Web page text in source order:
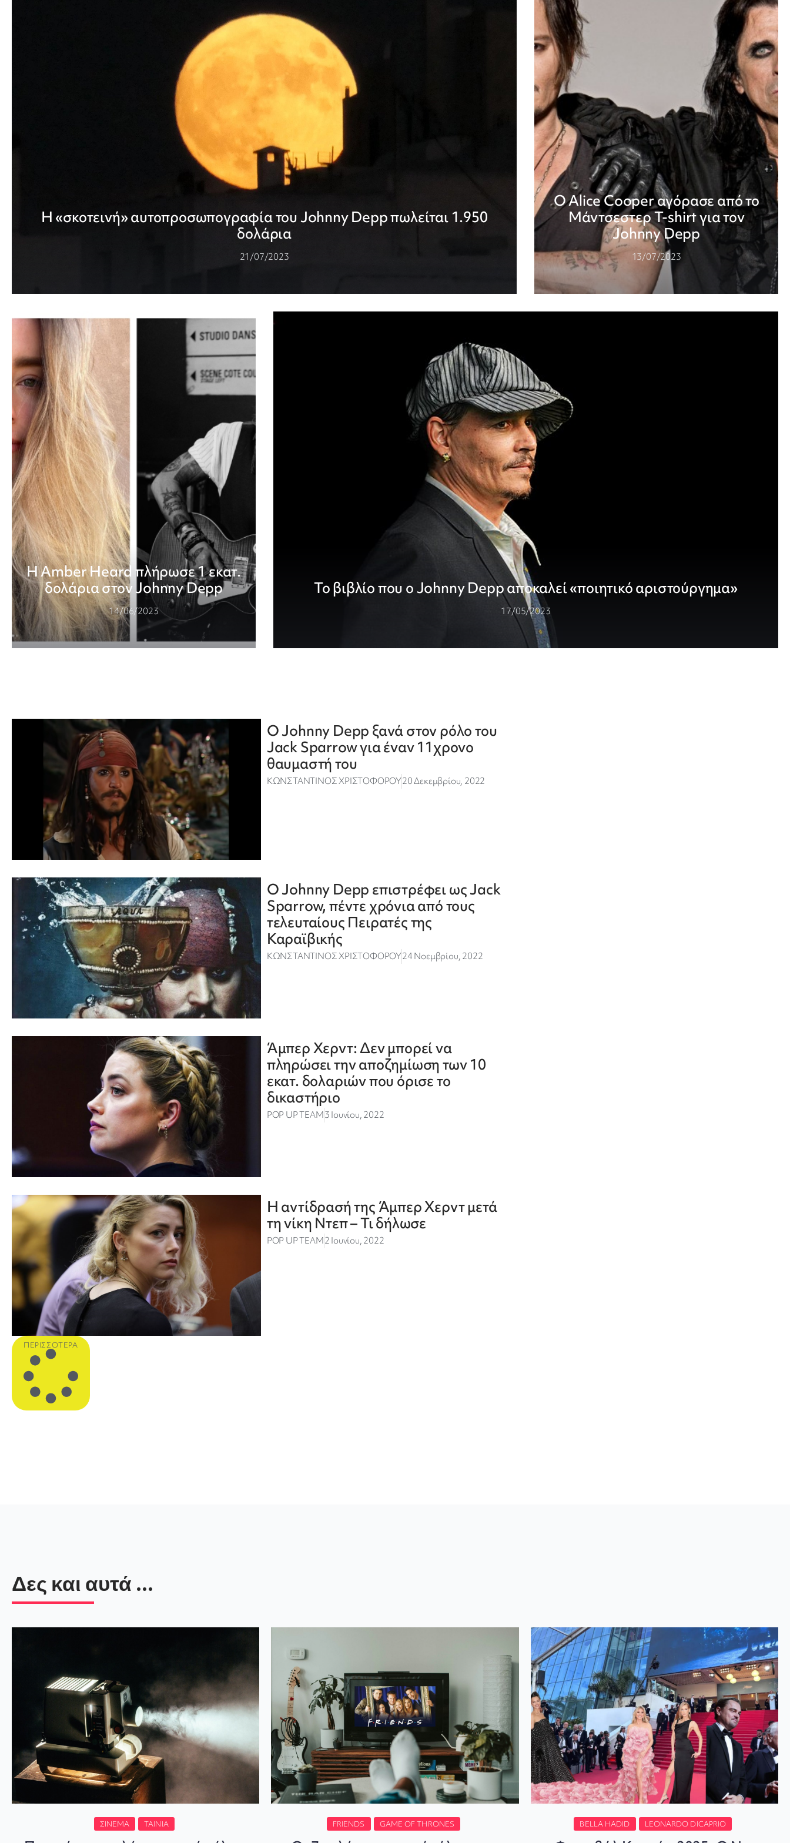
Η «σκοτεινή» αυτοπροσωπογραφία του Johnny Depp πωλείται 1.950
δολάρια
21/07/2023
Ο Alice Cooper αγόρασε από το
Μάντσεστερ T-shirt για τον
Johnny Depp
13/07/2023
Η Amber Heard πλήρωσε 1 εκατ.
δολάρια στον Johnny Depp
14/06/2023
Το βιβλίο που ο Johnny Depp αποκαλεί «ποιητικό αριστούργημα»
17/05/2023
Ο Johnny Depp ξανά στον ρόλο του
Jack Sparrow για έναν 11χρονο
θαυμαστή του
ΚΩΝΣΤΑΝΤΙΝΟΣ ΧΡΙΣΤΟΦΟΡΟΥ20 Δεκεμβρίου, 2022
Ο Johnny Depp επιστρέφει ως Jack
Sparrow, πέντε χρόνια από τους
τελευταίους Πειρατές της
Καραϊβικής
ΚΩΝΣΤΑΝΤΙΝΟΣ ΧΡΙΣΤΟΦΟΡΟΥ24 Νοεμβρίου, 2022
Άμπερ Χερντ: Δεν μπορεί να
πληρώσει την αποζημίωση των 10
εκατ. δολαριών που όρισε το
δικαστήριο
POP UP TEAM3 Ιουνίου, 2022
Η αντίδρασή της Άμπερ Χερντ μετά
τη νίκη Ντεπ – Τι δήλωσε
POP UP TEAM2 Ιουνίου, 2022
ΠΕΡΙΣΣΌΤΕΡΑ
Δες και αυτά ...
ΣΙΝΕΜΆ ΤΑΙΝΊΑ FRIENDS GAME OF THRONES BELLA HADID LEONARDO DICAPRIO